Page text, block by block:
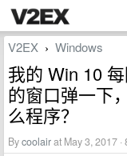
V2EX › Windows
我的 Win 10
的窗口弹一下
么程序？
Bycoolairat May 3, 2017